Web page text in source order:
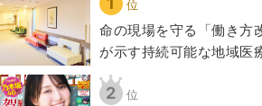
位
命の現場を守る「働き方
が示す持続可能な地域医
2 位